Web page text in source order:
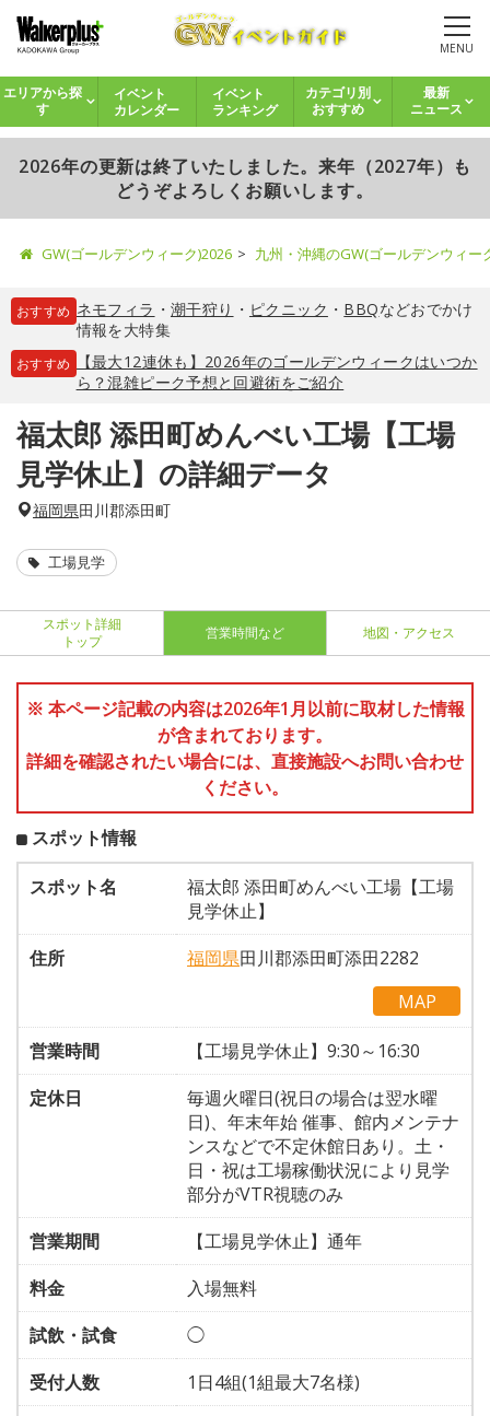
MENU
エリアから探
す
イベント
カレンダー
イベント
ランキング
カテゴリ別
おすすめ
最新
ニュース
2026年の更新は終了いたしました。来年（2027年）も
どうぞよろしくお願いします。
GW(ゴールデンウィーク)2026 九州・沖縄のGW(ゴールデンウィ
おすすめ ネモフィラ ・ 潮干狩り ・ ピクニック ・ BBQなどおでかけ
情報を大特集
おすすめ
【最大12連休も】2026年のゴールデンウィークはいつか
ら？混雑ピーク予想と回避術をご紹介
福太郎 添田町めんべい工場【工場
見学休止】の詳細データ
福岡県田川郡添田町
工場見学
スポット詳細
トップ
営業時間など 地図・アクセス
※ 本ページ記載の内容は2026年1月以前に取材した情報
が含まれております。
詳細を確認されたい場合には、直接施設へお問い合わせ
ください。
スポット情報
スポット名
福太郎 添田町めんべい工場【工場
見学休止】
住所
福岡県田川郡添田町添田2282
MAP
営業時間
【工場見学休止】9:30～16:30
定休日
毎週火曜日(祝日の場合は翌水曜
日)、年末年始 催事、館内メンテナ
ンスなどで不定休館日あり。土・
日・祝は工場稼働状況により見学
部分がVTR視聴のみ
営業期間
【工場見学休止】通年
料金
入場無料
試飲・試食
◯
受付人数
1日4組(1組最大7名様)